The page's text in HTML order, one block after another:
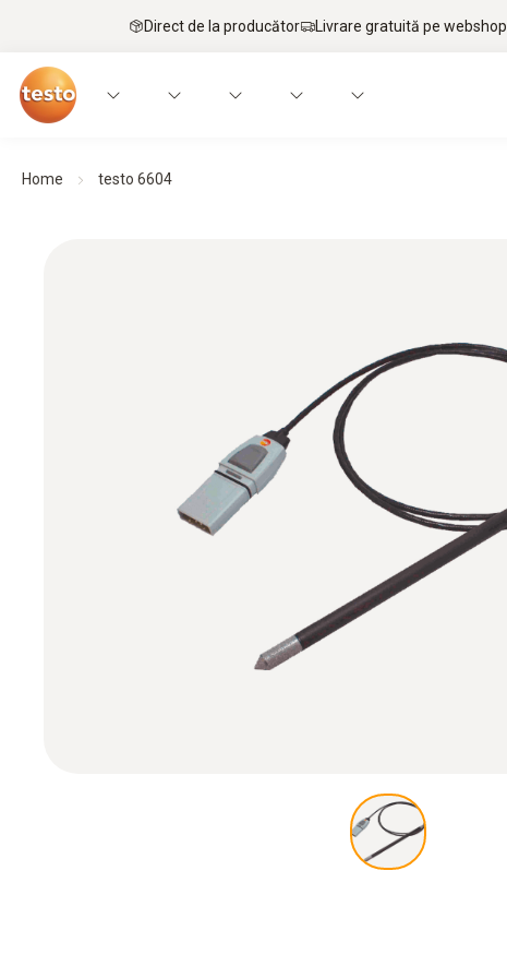
Direct de la producător Livrare gratuită pe webshop
Home testo 6604